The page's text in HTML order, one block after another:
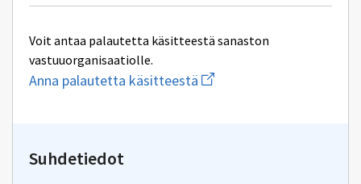
Voit antaa palautetta käsitteestä sanaston
vastuuorganisaatiolle.
Anna palautetta käsitteestä Aloita
uuden
Suhdetiedot